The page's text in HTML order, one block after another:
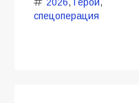
спецоперация